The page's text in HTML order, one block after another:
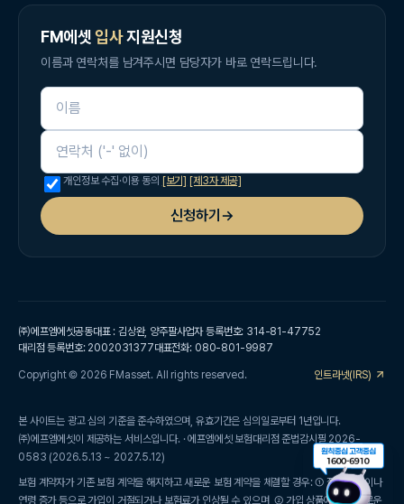
FM에셋입사지원신청
이름과 연락처를 남겨주시면 담당자가 바로 연락드립니다.
이름
연락처
개인정보 수집·이용 동의 [보기] [제3자 제공]
신청하기 →
㈜에프엠에셋공동대표 : 김상완, 양주팔사업자 등록번호: 314-81-47752
대리점 등록번호: 2002031377대표전화: 080-801-9987
Copyright © 2026 FMasset. All rights reserved. 인트라넷(IRS)
본 사이트는 광고 심의 기준을 준수하였으며, 유효기간은 심의일로부터 1년입니다.
㈜에프엠에셋이 제공하는 서비스입니다. · 에프엠에셋 보험대리점 준법감시필 2026-
0583 (2026.5.13 ~ 2027.5.12)
보험 계약자가 기존 보험 계약을 해지하고 새로운 보험 계약을 체결할 경우: ① 질병 이력이나
연령 증가 등으로 가입이 거절되거나 보험료가 인상될 수 있으며, ② 가입 상품에 따라 새로운